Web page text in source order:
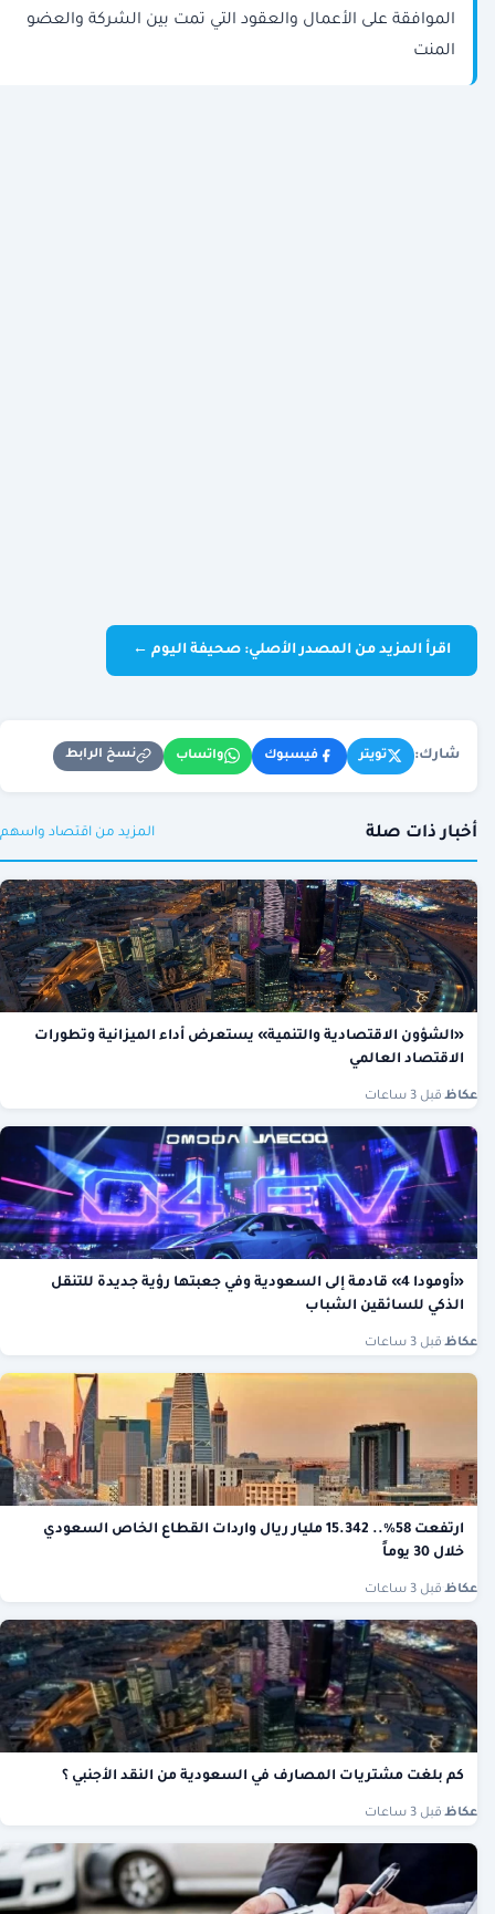
الموافقة على الأعمال والعقود التي تمت بين الشركة والعضو
المنت
اقرأ المزيد من المصدر الأصلي: صحيفة اليوم ←
شارك: تويتر فيسبوك واتساب نسخ الرابط
أخبار ذات صلة المزيد من اقتصاد واسهم
«الشؤون الاقتصادية والتنمية» يستعرض أداء الميزانية وتطورات
الاقتصاد العالمي
عكاظ قبل 3 ساعات
«أومودا 4» قادمة إلى السعودية وفي جعبتها رؤية جديدة للتنقل
الذكي للسائقين الشباب
عكاظ قبل 3 ساعات
ارتفعت 58%.. 15.342 مليار ريال واردات القطاع الخاص السعودي
خلال 30 يوماً
عكاظ قبل 3 ساعات
كم بلغت مشتريات المصارف في السعودية من النقد الأجنبي ؟
عكاظ قبل 3 ساعات